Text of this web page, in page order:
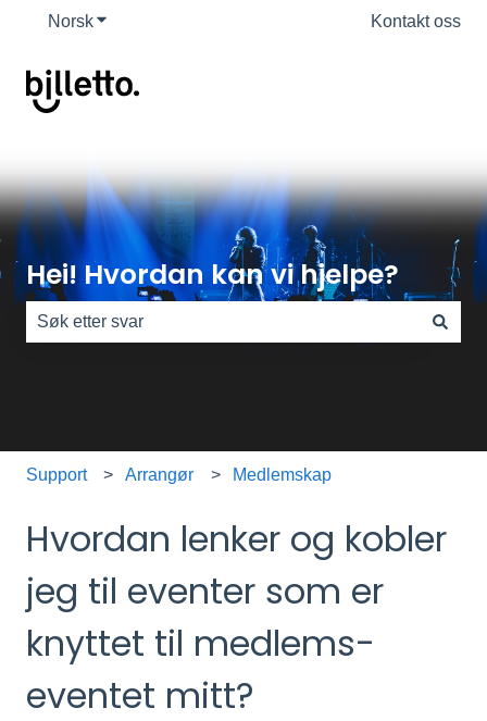
NorskVis undermeny for oversettelser Kontakt oss
Hei! Hvordan kan vi hjelpe?
Support Arrangør Medlemskap
Hvordan lenker og kobler
jeg til eventer som er
knyttet til medlems-
eventet mitt?